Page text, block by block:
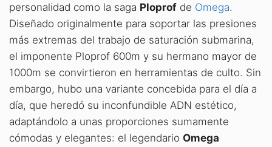
personalidad como la saga Ploprof de Omega.
Diseñado originalmente para soportar las presiones
más extremas del trabajo de saturación submarina,
el imponente Ploprof 600m y su hermano mayor de
1000m se convirtieron en herramientas de culto. Sin
embargo, hubo una variante concebida para el día a
día, que heredó su inconfundible ADN estético,
adaptándolo a unas proporciones sumamente
cómodas y elegantes: el legendario Omega